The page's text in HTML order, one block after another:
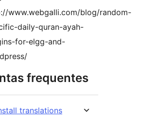
www.webgalli.com/blog/random-
daily-quran-ayah-
for-elgg-and-
frequentes
translations